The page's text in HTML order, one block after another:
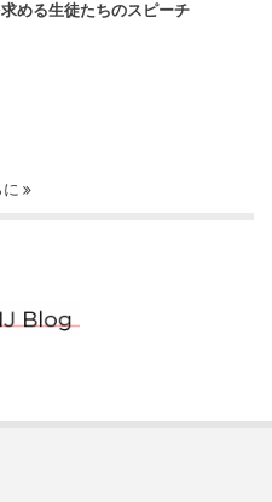
める生徒たちのスピーチ
に